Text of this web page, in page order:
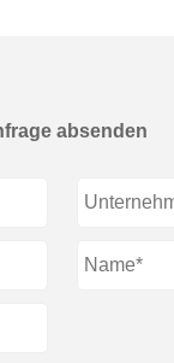
absenden